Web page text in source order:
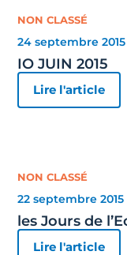
NON CLASSÉ
24 septembre 2015
IO JUIN 2015
Lire l'article
NON CLASSÉ
22 septembre 2015
les Jours de
Lire l'article